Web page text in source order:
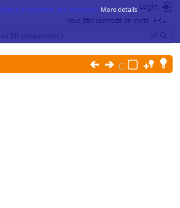
Login
FR
Vous êtes connecté en invité
d’utilisation des cookies ici. More details